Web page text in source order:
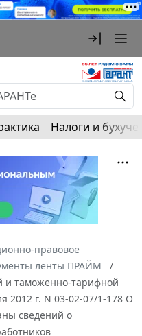
Налоги и
правовое
ленты ПРАЙМ
и таможенно-тарифной
г. N 03-02-07/1-178 О
сведений о